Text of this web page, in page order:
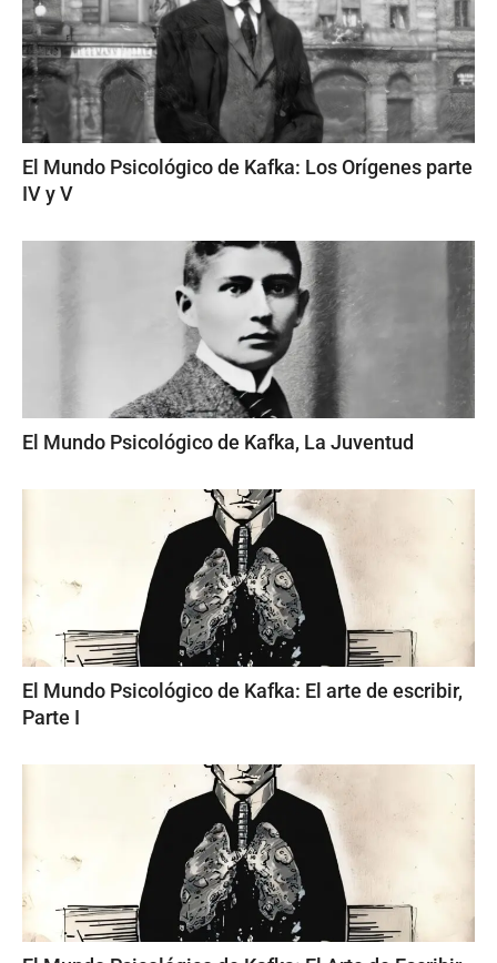
El Mundo Psicológico de Kafka: Los Orígenes parte
IV y V
El Mundo Psicológico de Kafka, La Juventud
El Mundo Psicológico de Kafka: El arte de escribir,
Parte I